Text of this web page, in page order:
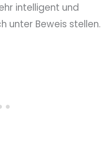
intelligent und
unter Beweis stellen.